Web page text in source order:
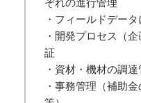
・フィールドデー
・開発プロセス（
証
・資材・機材の調
・事務管理（補助